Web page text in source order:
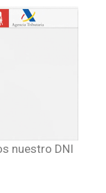
nuestro DNI